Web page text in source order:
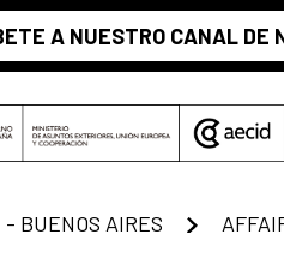
A NUESTRO CANAL DE
- BUENOS AIRES